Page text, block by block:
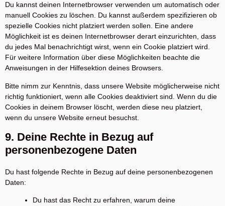
Du kannst deinen Internetbrowser verwenden um automatisch oder
manuell Cookies zu löschen. Du kannst außerdem spezifizieren ob
spezielle Cookies nicht platziert werden sollen. Eine andere
Möglichkeit ist es deinen Internetbrowser derart einzurichten, dass
du jedes Mal benachrichtigt wirst, wenn ein Cookie platziert wird.
Für weitere Information über diese Möglichkeiten beachte die
Anweisungen in der Hilfesektion deines Browsers.
Bitte nimm zur Kenntnis, dass unsere Website möglicherweise nicht
richtig funktioniert, wenn alle Cookies deaktiviert sind. Wenn du die
Cookies in deinem Browser löscht, werden diese neu platziert,
wenn du unsere Website erneut besuchst.
9. Deine Rechte in Bezug auf
personenbezogene Daten
Du hast folgende Rechte in Bezug auf deine personenbezogenen
Daten:
Du hast das Recht zu erfahren, warum deine